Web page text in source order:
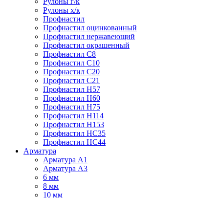
Рулоны х/к
Профнастил
Профнастил оцинкованный
Профнастил нержавеющий
Профнастил окрашенный
Профнастил С8
Профнастил С10
Профнастил С20
Профнастил С21
Профнастил Н57
Профнастил Н60
Профнастил Н75
Профнастил Н114
Профнастил Н153
Профнастил НС35
Профнастил НС44
Арматура
Арматура А1
Арматура А3
6 мм
8 мм
10 мм